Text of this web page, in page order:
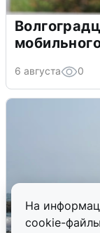
На
cookie-
6 августа 0